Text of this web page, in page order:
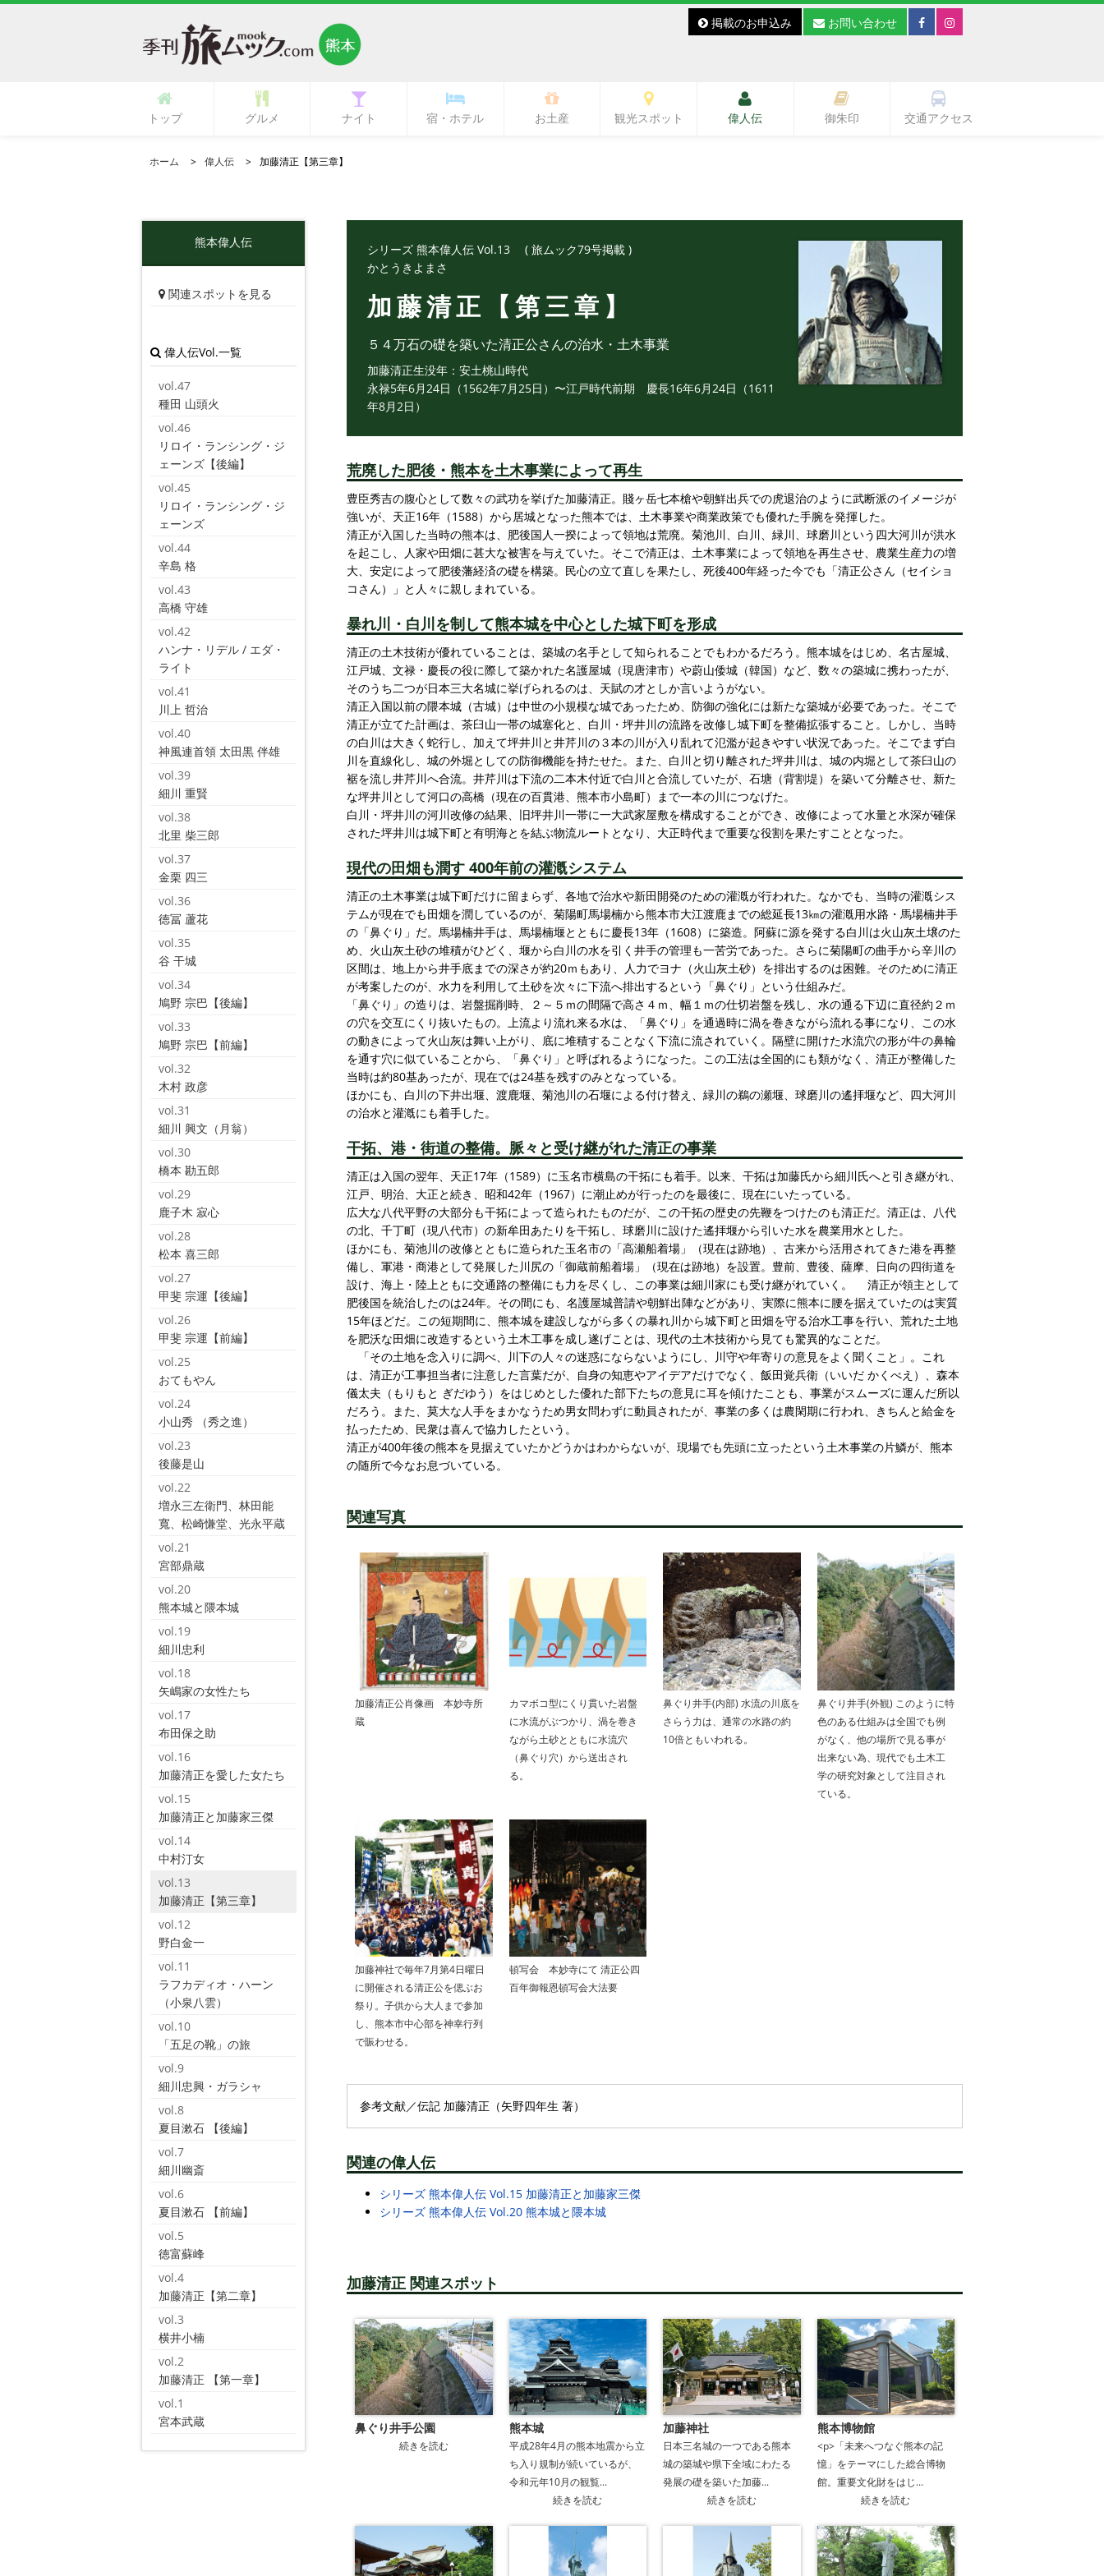
掲載のお申込み お問い合わせ
トップ グルメ ナイト 宿・ホテル お土産 観光スポット 偉人伝 御朱印 交通アクセス
ホーム 偉人伝 加藤清正【第三章】
熊本偉人伝
関連スポットを見る
偉人伝Vol.一覧
vol.47
種田 山頭火
vol.46
リロイ・ランシング・ジ
ェーンズ【後編】
vol.45
リロイ・ランシング・ジ
ェーンズ
vol.44
辛島 格
vol.43
高橋 守雄
vol.42
ハンナ・リデル / エダ・
ライト
vol.41
川上 哲治
vol.40
神風連首領 太田黒 伴雄
vol.39
細川 重賢
vol.38
北里 柴三郎
vol.37
金栗 四三
vol.36
徳冨 蘆花
vol.35
谷 干城
vol.34
鳩野 宗巴【後編】
vol.33
鳩野 宗巴【前編】
vol.32
木村 政彦
vol.31
細川 興文（月翁）
vol.30
橋本 勘五郎
vol.29
鹿子木 寂心
vol.28
松本 喜三郎
vol.27
甲斐 宗運【後編】
vol.26
甲斐 宗運【前編】
vol.25
おてもやん
vol.24
小山秀 （秀之進）
vol.23
後藤是山
vol.22
増永三左衛門、林田能
寬、松崎慊堂、光永平蔵
vol.21
宮部鼎蔵
vol.20
熊本城と隈本城
vol.19
細川忠利
vol.18
矢嶋家の女性たち
vol.17
布田保之助
vol.16
加藤清正を愛した女たち
vol.15
加藤清正と加藤家三傑
vol.14
中村汀女
vol.13
加藤清正【第三章】
vol.12
野白金一
vol.11
ラフカディオ・ハーン
（小泉八雲）
vol.10
「五足の靴」の旅
vol.9
細川忠興・ガラシャ
vol.8
夏目漱石 【後編】
vol.7
細川幽斎
vol.6
夏目漱石 【前編】
vol.5
徳富蘇峰
vol.4
加藤清正【第二章】
vol.3
横井小楠
vol.2
加藤清正 【第一章】
vol.1
宮本武蔵
シリーズ 熊本偉人伝 Vol.13 ( 旅ムック79号掲載 )
かとうきよまさ
加藤清正【第三章】
５４万石の礎を築いた清正公さんの治水・土木事業
加藤清正生没年：安土桃山時代
永禄5年6月24日（1562年7月25日）〜江戸時代前期 慶長16年6月24日（1611
年8月2日）
荒廃した肥後・熊本を土木事業によって再生
豊臣秀吉の腹心として数々の武功を挙げた加藤清正。賤ヶ岳七本槍や朝鮮出兵での虎退治のように武断派のイメージが
強いが、天正16年（1588）から居城となった熊本では、土木事業や商業政策でも優れた手腕を発揮した。
清正が入国した当時の熊本は、肥後国人一揆によって領地は荒廃。菊池川、白川、緑川、球磨川という四大河川が洪水
を起こし、人家や田畑に甚大な被害を与えていた。そこで清正は、土木事業によって領地を再生させ、農業生産力の増
大、安定によって肥後藩経済の礎を構築。民心の立て直しを果たし、死後400年経った今でも「清正公さん（セイショ
コさん）」と人々に親しまれている。
暴れ川・白川を制して熊本城を中心とした城下町を形成
清正の土木技術が優れていることは、築城の名手として知られることでもわかるだろう。熊本城をはじめ、名古屋城、
江戸城、文禄・慶長の役に際して築かれた名護屋城（現唐津市）や蔚山倭城（韓国）など、数々の築城に携わったが、
そのうち二つが日本三大名城に挙げられるのは、天賦の才としか言いようがない。
清正入国以前の隈本城（古城）は中世の小規模な城であったため、防御の強化には新たな築城が必要であった。そこで
清正が立てた計画は、茶臼山一帯の城塞化と、白川・坪井川の流路を改修し城下町を整備拡張すること。しかし、当時
の白川は大きく蛇行し、加えて坪井川と井芹川の３本の川が入り乱れて氾濫が起きやすい状況であった。そこでまず白
川を直線化し、城の外堀としての防御機能を持たせた。また、白川と切り離された坪井川は、城の内堀として茶臼山の
裾を流し井芹川へ合流。井芹川は下流の二本木付近で白川と合流していたが、石塘（背割堤）を築いて分離させ、新た
な坪井川として河口の高橋（現在の百貫港、熊本市小島町）まで一本の川につなげた。
白川・坪井川の河川改修の結果、旧坪井川一帯に一大武家屋敷を構成することができ、改修によって水量と水深が確保
された坪井川は城下町と有明海とを結ぶ物流ルートとなり、大正時代まで重要な役割を果たすこととなった。
現代の田畑も潤す 400年前の灌漑システム
清正の土木事業は城下町だけに留まらず、各地で治水や新田開発のための灌漑が行われた。なかでも、当時の灌漑シス
テムが現在でも田畑を潤しているのが、菊陽町馬場楠から熊本市大江渡鹿までの総延長13㎞の灌漑用水路・馬場楠井手
の「鼻ぐり」だ。馬場楠井手は、馬場楠堰とともに慶長13年（1608）に築造。阿蘇に源を発する白川は火山灰土壌のた
め、火山灰土砂の堆積がひどく、堰から白川の水を引く井手の管理も一苦労であった。さらに菊陽町の曲手から辛川の
区間は、地上から井手底までの深さが約20ｍもあり、人力でヨナ（火山灰土砂）を排出するのは困難。そのために清正
が考案したのが、水力を利用して土砂を次々に下流へ排出するという「鼻ぐり」という仕組みだ。
「鼻ぐり」の造りは、岩盤掘削時、２～５ｍの間隔で高さ４ｍ、幅１ｍの仕切岩盤を残し、水の通る下辺に直径約２ｍ
の穴を交互にくり抜いたもの。上流より流れ来る水は、「鼻ぐり」を通過時に渦を巻きながら流れる事になり、この水
の動きによって火山灰は舞い上がり、底に堆積することなく下流に流されていく。隔壁に開けた水流穴の形が牛の鼻輪
を通す穴に似ていることから、「鼻ぐり」と呼ばれるようになった。この工法は全国的にも類がなく、清正が整備した
当時は約80基あったが、現在では24基を残すのみとなっている。
ほかにも、白川の下井出堰、渡鹿堰、菊池川の石堰による付け替え、緑川の鵜の瀬堰、球磨川の遙拝堰など、四大河川
の治水と灌漑にも着手した。
干拓、港・街道の整備。脈々と受け継がれた清正の事業
清正は入国の翌年、天正17年（1589）に玉名市横島の干拓にも着手。以来、干拓は加藤氏から細川氏へと引き継がれ、
江戸、明治、大正と続き、昭和42年（1967）に潮止めが行ったのを最後に、現在にいたっている。
広大な八代平野の大部分も干拓によって造られたものだが、この干拓の歴史の先鞭をつけたのも清正だ。清正は、八代
の北、千丁町（現八代市）の新牟田あたりを干拓し、球磨川に設けた遙拝堰から引いた水を農業用水とした。
ほかにも、菊池川の改修とともに造られた玉名市の「高瀬船着場」（現在は跡地）、古来から活用されてきた港を再整
備し、軍港・商港として発展した川尻の「御蔵前船着場」（現在は跡地）を設置。豊前、豊後、薩摩、日向の四街道を
設け、海上・陸上ともに交通路の整備にも力を尽くし、この事業は細川家にも受け継がれていく。 清正が領主として
肥後国を統治したのは24年。その間にも、名護屋城普請や朝鮮出陣などがあり、実際に熊本に腰を据えていたのは実質
15年ほどだ。この短期間に、熊本城を建設しながら多くの暴れ川から城下町と田畑を守る治水工事を行い、荒れた土地
を肥沃な田畑に改造するという土木工事を成し遂げことは、現代の土木技術から見ても驚異的なことだ。
「その土地を念入りに調べ、川下の人々の迷惑にならないようにし、川守や年寄りの意見をよく聞くこと」。これ
は、清正が工事担当者に注意した言葉だが、自身の知恵やアイデアだけでなく、飯田覚兵衛（いいだ かくべえ）、森本
儀太夫（もりもと ぎだゆう）をはじめとした優れた部下たちの意見に耳を傾けたことも、事業がスムーズに運んだ所以
だろう。また、莫大な人手をまかなうため男女問わずに動員されたが、事業の多くは農閑期に行われ、きちんと給金を
払ったため、民衆は喜んで協力したという。
清正が400年後の熊本を見据えていたかどうかはわからないが、現場でも先頭に立ったという土木事業の片鱗が、熊本
の随所で今なお息づいている。
関連写真
加藤清正公肖像画 本妙寺所
蔵
カマボコ型にくり貫いた岩盤
に水流がぶつかり、渦を巻き
ながら土砂とともに水流穴
（鼻ぐり穴）から送出され
る。
鼻ぐり井手(内部) 水流の川底を
さらう力は、通常の水路の約
10倍ともいわれる。
鼻ぐり井手(外観) このように特
色のある仕組みは全国でも例
がなく、他の場所で見る事が
出来ない為、現代でも土木工
学の研究対象として注目され
ている。
加藤神社で毎年7月第4日曜日
に開催される清正公を偲ぶお
祭り。子供から大人まで参加
し、熊本市中心部を神幸行列
で賑わせる。
頓写会 本妙寺にて 清正公四
百年御報恩頓写会大法要
参考文献／伝記 加藤清正（矢野四年生 著）
関連の偉人伝
シリーズ 熊本偉人伝 Vol.15 加藤清正と加藤家三傑
シリーズ 熊本偉人伝 Vol.20 熊本城と隈本城
加藤清正 関連スポット
鼻ぐり井手公園
続きを読む
熊本城
平成28年4月の熊本地震から立
ち入り規制が続いているが、
令和元年10月の観覧...
続きを読む
加藤神社
日本三名城の一つである熊本
城の築城や県下全域にわたる
発展の礎を築いた加藤...
続きを読む
熊本博物館
<p>「未来へつなぐ熊本の記
憶」をテーマにした総合博物
館。重要文化財をはじ...
続きを読む